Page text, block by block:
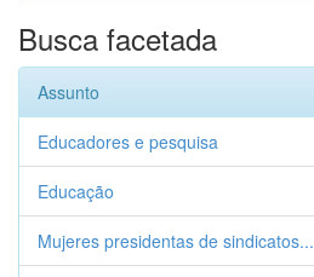
Busca facetada
Assunto
Educadores e pesquisa
Educação
Mujeres presidentas de sindicatos...